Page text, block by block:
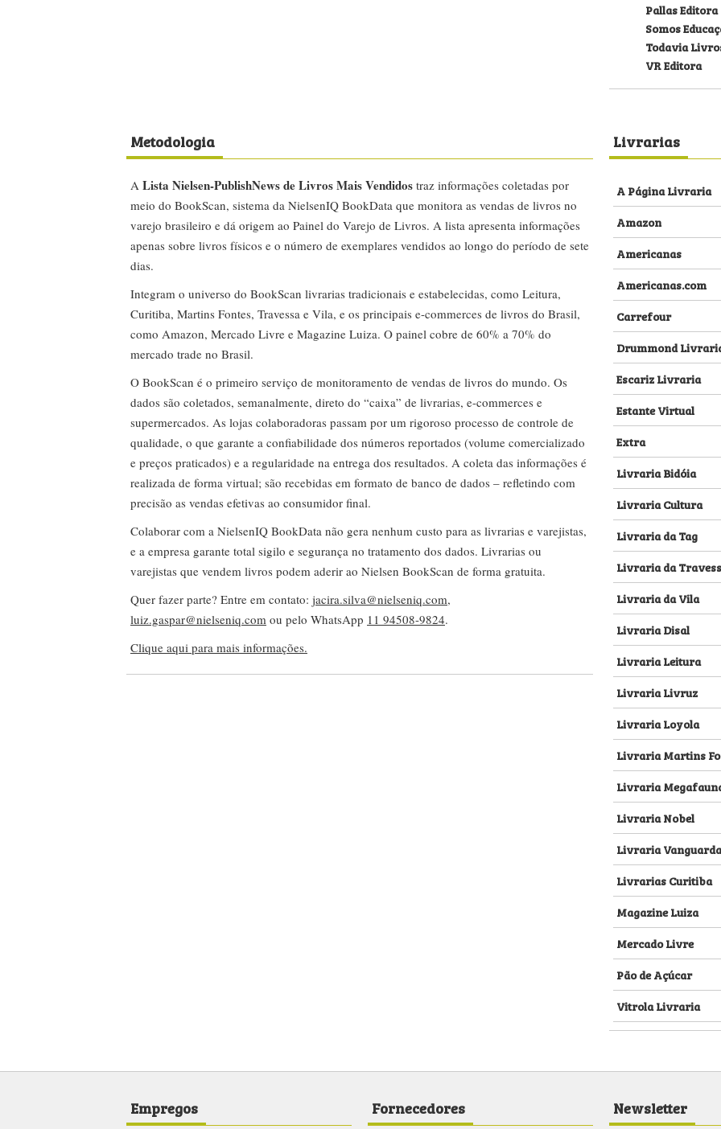
Pallas Editora
Somos
Todavia
VR Editora
Metodologia
A Lista Nielsen-PublishNews de Livros Mais Vendidos traz informações coletadas por
meio do BookScan, sistema da NielsenIQ BookData que monitora as vendas de livros no
varejo brasileiro e dá origem ao Painel do Varejo de Livros. A lista apresenta informações
apenas sobre livros físicos e o número de exemplares vendidos ao longo do período de sete
dias.
Integram o universo do BookScan livrarias tradicionais e estabelecidas, como Leitura,
Curitiba, Martins Fontes, Travessa e Vila, e os principais e-commerces de livros do Brasil,
como Amazon, Mercado Livre e Magazine Luiza. O painel cobre de 60% a 70% do
mercado trade no Brasil.
O BookScan é o primeiro serviço de monitoramento de vendas de livros do mundo. Os
dados são coletados, semanalmente, direto do “caixa” de livrarias, e-commerces e
supermercados. As lojas colaboradoras passam por um rigoroso processo de controle de
qualidade, o que garante a confiabilidade dos números reportados (volume comercializado
e preços praticados) e a regularidade na entrega dos resultados. A coleta das informações é
realizada de forma virtual; são recebidas em formato de banco de dados – refletindo com
precisão as vendas efetivas ao consumidor final.
Colaborar com a NielsenIQ BookData não gera nenhum custo para as livrarias e varejistas,
e a empresa garante total sigilo e segurança no tratamento dos dados. Livrarias ou
varejistas que vendem livros podem aderir ao Nielsen BookScan de forma gratuita.
Quer fazer parte? Entre em contato: jacira.silva@nielseniq.com,
luiz.gaspar@nielseniq.com ou pelo WhatsApp 11 94508-9824.
Clique aqui para mais informações.
Livrarias
A Página Livraria
Amazon
Americanas
Americanas.com
Carrefour
Drummond
Escariz Livraria
Estante Virtual
Extra
Livraria Bidóia
Livraria Cultura
Livraria da Tag
Livraria da
Livraria da Vila
Livraria Disal
Livraria Leitura
Livraria Livruz
Livraria Loyola
Livraria Martins
Livraria
Livraria Nobel
Livraria Vanguarda
Livrarias Curitiba
Magazine Luiza
Mercado Livre
Pão de Açúcar
Vitrola Livraria
Empregos Fornecedores Newsletter